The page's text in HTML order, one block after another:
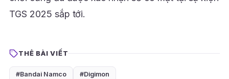
TGS 2025 sắp tới.
THẺ BÀI VIẾT
#Bandai Namco #Digimon